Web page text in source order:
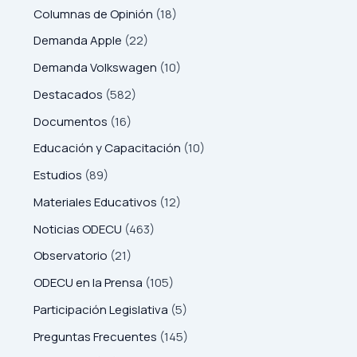
Columnas de Opinión (18)
Demanda Apple (22)
Demanda Volkswagen (10)
Destacados (582)
Documentos (16)
Educación y Capacitación (10)
Estudios (89)
Materiales Educativos (12)
Noticias ODECU (463)
Observatorio (21)
ODECU en la Prensa (105)
Participación Legislativa (5)
Preguntas Frecuentes (145)